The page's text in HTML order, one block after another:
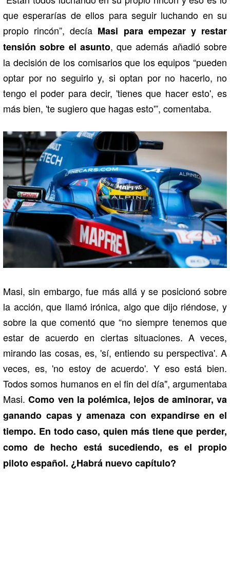
que esperarías de ellos para seguir luchando en su
propio rincón”, decía Masi para empezar y restar
tensión sobre el asunto, que además añadió sobre
la decisión de los comisarios que los equipos “pueden
optar por no seguirlo y, si optan por no hacerlo, no
tengo el poder para decir, 'tienes que hacer esto', es
más bien, 'te sugiero que hagas esto'”, comentaba.
Masi, sin embargo, fue más allá y se posicionó sobre
la acción, que llamó irónica, algo que dijo riéndose, y
sobre la que comentó que “no siempre tenemos que
estar de acuerdo en ciertas situaciones. A veces,
mirando las cosas, es, 'sí, entiendo su perspectiva'. A
veces, es, 'no estoy de acuerdo'. Y eso está bien.
Todos somos humanos en el fin del día", argumentaba
Masi.Como ven la polémica, lejos de aminorar, va
ganando capas y amenaza con expandirse en el
tiempo. En todo caso, quien más tiene que perder,
como de hecho está sucediendo, es el propio
piloto español. ¿Habrá nuevo capítulo?